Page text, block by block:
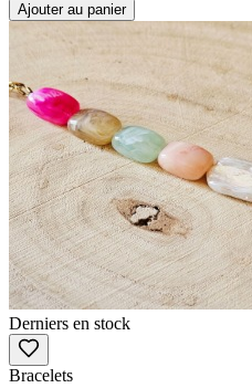
Ajouter au panier
Derniers en stock
Bracelets